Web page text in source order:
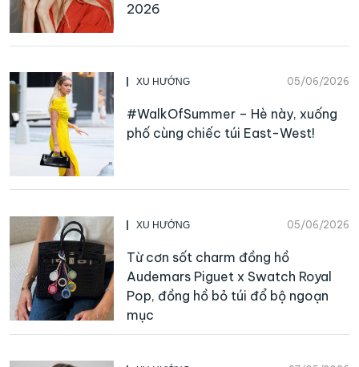
2026
XU HƯỚNG 05/06/2026
#WalkOfSummer – Hè này, xuống
phố cùng chiếc túi East-West!
XU HƯỚNG 05/06/2026
Từ cơn sốt charm đồng hồ
Audemars Piguet x Swatch Royal
Pop, đồng hồ bỏ túi đổ bộ ngoạn
mục